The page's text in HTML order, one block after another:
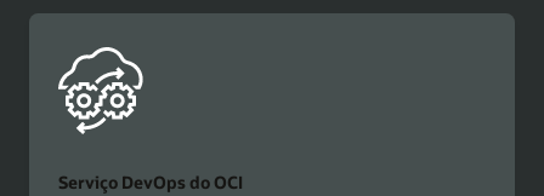
Serviço DevOps do OCI